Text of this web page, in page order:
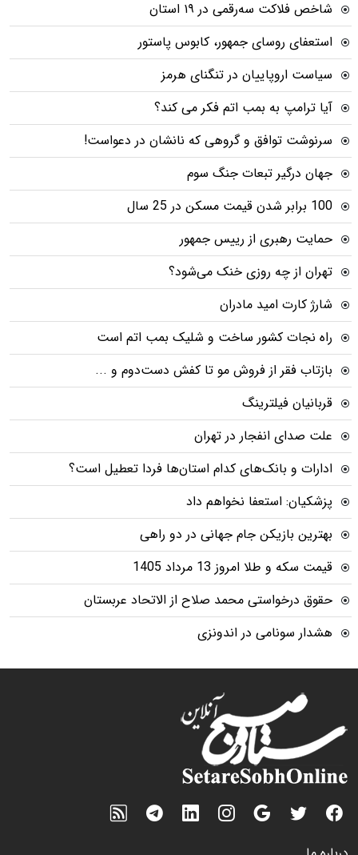
شاخص فلاکت سه‌رقمی در ۱۹ استان
استعفای روسای جمهور، کابوس پاستور
سیاست اروپاییان در تنگنای هرمز
آیا ترامپ به بمب اتم فکر می کند؟
سرنوشت توافق و گروهی که نانشان در دعواست!
جهان درگیر تبعات جنگ سوم
100 برابر شدن قیمت مسکن در 25 سال
حمایت رهبری از رییس جمهور
تهران از چه روزی خنک می‌شود؟
شارژ کارت امید مادران
راه نجات کشور ساخت و شلیک بمب اتم است
بازتاب فقر از فروش مو تا کفش دست‌دوم و ...
قربانیان فیلترینگ
علت صدای انفجار در تهران
ادارات و بانک‌های کدام استان‌ها فردا تعطیل است؟
پزشکیان: استعفا نخواهم داد
بهترین بازیکن جام جهانی در دو راهی
قیمت سکه و طلا امروز 13 مرداد 1405
حقوق درخواستی محمد صلاح از الاتحاد عربستان
هشدار سونامی در اندونزی